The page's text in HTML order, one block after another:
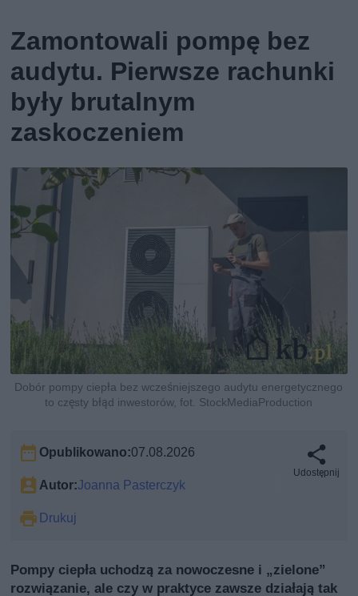
Zamontowali pompę bez
audytu. Pierwsze rachunki
były brutalnym
zaskoczeniem
Dobór pompy ciepła bez wcześniejszego audytu energetycznego
to częsty błąd inwestorów, fot. StockMediaProduction
Opublikowano:07.08.2026
Autor:Joanna Pasterczyk
Drukuj
Udostępnij
Pompy ciepła uchodzą za nowoczesne i „zielone”
rozwiązanie, ale czy w praktyce zawsze działają tak